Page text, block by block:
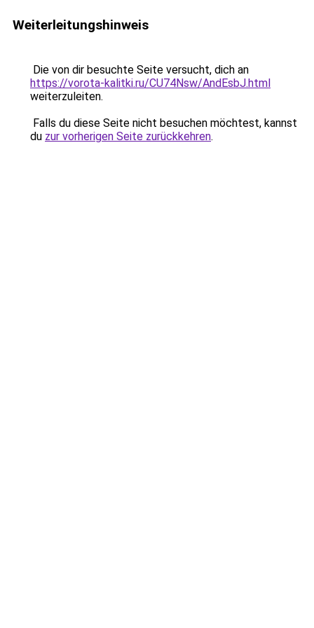
Weiterleitungshinweis
Die von dir besuchte Seite versucht, dich an
https://vorota-kalitki.ru/CU74Nsw/AndEsbJ.html
weiterzuleiten.
Falls du diese Seite nicht besuchen möchtest, kannst
du zur vorherigen Seite zurückkehren.